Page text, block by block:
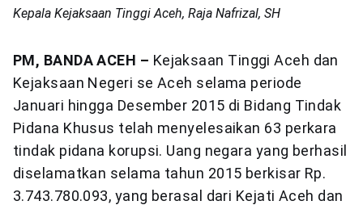
Kepala Kejaksaan Tinggi Aceh, Raja Nafrizal, SH
PM, BANDA ACEH – Kejaksaan Tinggi Aceh dan
Kejaksaan Negeri se Aceh selama periode
Januari hingga Desember 2015 di Bidang Tindak
Pidana Khusus telah menyelesaikan 63 perkara
tindak pidana korupsi. Uang negara yang berhasil
diselamatkan selama tahun 2015 berkisar Rp.
3.743.780.093, yang berasal dari Kejati Aceh dan